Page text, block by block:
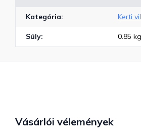
Kategória: Kerti
Súly: 0.85 kg
Vásárlói vélemények